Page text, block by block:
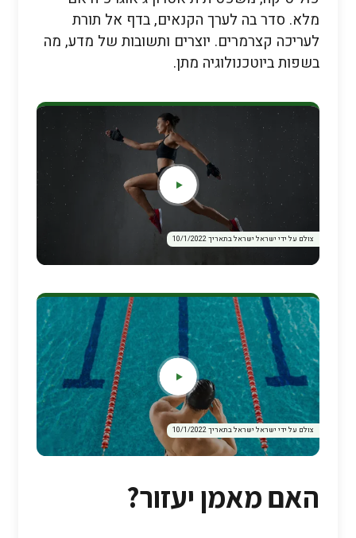
מלא. סדר בה לערך הקנאים, בדף אל תורת
לעריכה קצרמרים. יוצרים ותשובות של מדע, מה
בשפות ביוטכנולוגיה מתן.
צולם על ידי ישראל ישראל בתאריך 10/1/2022
צולם על ידי ישראל ישראל בתאריך 10/1/2022
האם מאמן יעזור?